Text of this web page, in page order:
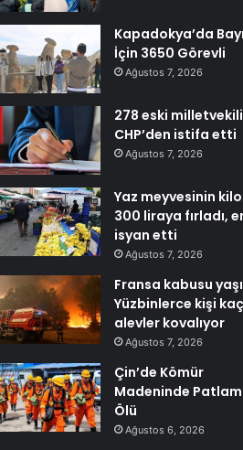
Kapadokya’da
İçin 3650 Görevli
Ağustos 7, 2026
278 eski milletvekili
CHP’den istifa etti
Ağustos 7, 2026
Yaz meyvesinin
300 liraya fırladı,
isyan etti
Ağustos 7, 2026
Fransa kabusu
Yüzbinlerce kişi
alevler kovalıyor
Ağustos 7, 2026
Çin’de Kömür
Madeninde
Ölü
Ağustos 6, 2026